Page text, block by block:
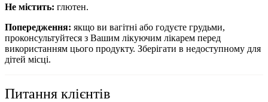
Не містить: глютен.
Попередження: якщо ви вагітні або годуєте грудьми,
проконсультуйтеся з Вашим лікуючим лікарем перед
використанням цього продукту. Зберігати в недоступному для
дітей місці.
Питання клієнтів